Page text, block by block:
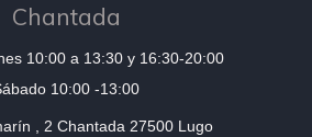
Chantada
10:00 a 13:30 y 16:30-20:00
10:00 -13:00
, 2 Chantada 27500 Lugo